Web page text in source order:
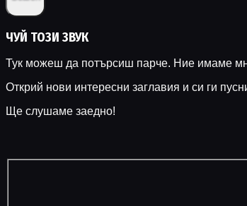
ЧУЙ ТОЗИ ЗВУК
Тук можеш да потърсиш парче. Ние имаме
Открий нови интересни заглавия и си ги
Ще слушаме заедно!